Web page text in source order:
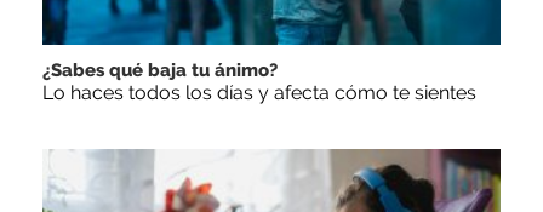
¿Sabes qué baja tu ánimo?
Lo haces todos los días y afecta cómo te sientes